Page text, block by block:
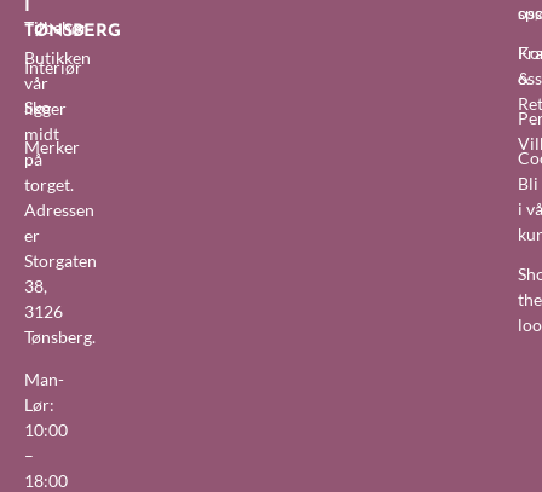
TØNSBERG
Butikken
vår
ligger
midt
på
torget.
Adressen
er
Storgaten
38,
3126
Tønsberg.
Man-
Lør:
10:00
–
18:00
Tilbehør
Interiør
Sko
Merker
oss
&
Bli
i
the
oss